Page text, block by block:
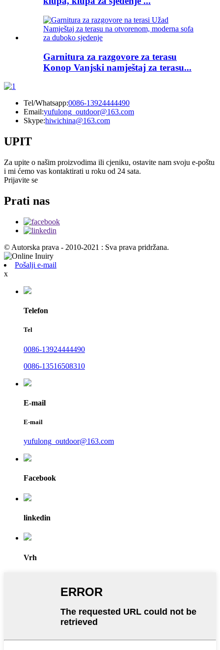
Garnitura za razgovore za terasu
Konop Vanjski namještaj za terasu...
Tel/Whatsapp:0086-13924444490
Email:yufulong_outdoor@163.com
Skype:hiwichina@163.com
UPIT
Za upite o našim proizvodima ili cjeniku, ostavite nam svoju e-poštu
i mi ćemo vas kontaktirati u roku od 24 sata.
Prijavite se
Prati nas
© Autorska prava - 2010-2021 : Sva prava pridržana.
Pošalji e-mail
x
Telefon
Tel
0086-13924444490
0086-13516508310
E-mail
E-mail
yufulong_outdoor@163.com
Facebook
linkedin
Vrh